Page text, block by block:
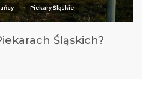
Piekary Śląskie
Śląskich?